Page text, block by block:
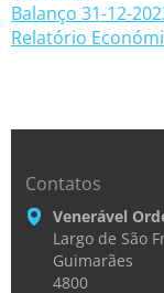
Balanço 31-12-
Relatório
Contatos
Venerável
Largo de São
Guimarães
4800